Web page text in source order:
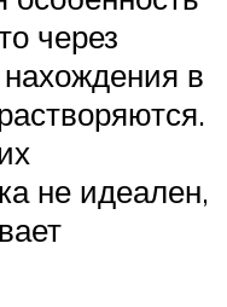
через
в
не идеален,